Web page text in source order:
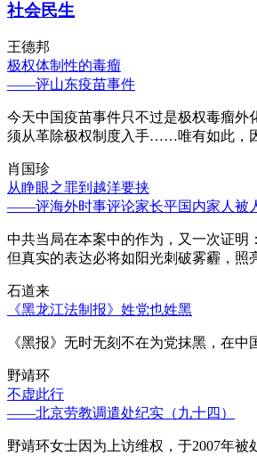
社会民生
王德邦
极权体制性的毒瘤
——评山东疫苗事件
今天中国疫苗事件只不过是极权毒瘤
须从革除极权制度入手……唯有如此，
肖国珍
从睁眼之罪到越洋要挟
——评海外时事评论家长平国内家人被
中共当局在本案中的作为，又一次证明
但真实的表达必将如阳光刺破雾霾，照
石道来
《黑龙江法制报》姓党也姓黑
《黑报》无时无刻不在为党抹黑，在
野靖环
不虚此行
——北京劳教调遣处纪实（九十四）
野靖环女士因为上访维权，于2007年